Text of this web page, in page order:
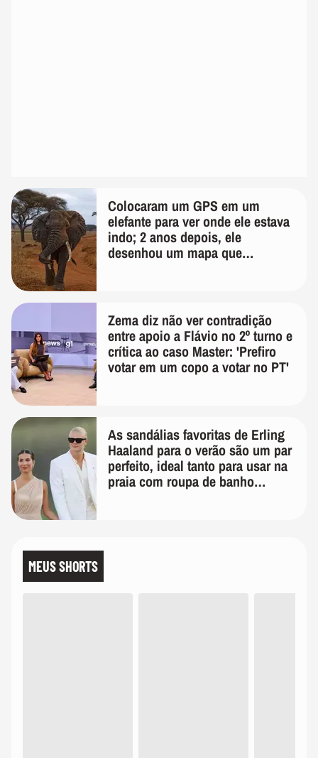
Colocaram um GPS em um
elefante para ver onde ele estava
indo; 2 anos depois, ele
desenhou um mapa que
Zema diz não ver contradição
entre apoio a Flávio no 2º turno e
crítica ao caso Master: 'Prefiro
votar em um copo a votar no PT'
As sandálias favoritas de Erling
Haaland para o verão são um par
perfeito, ideal tanto para usar na
praia com roupa de banho
MEUS SHORTS